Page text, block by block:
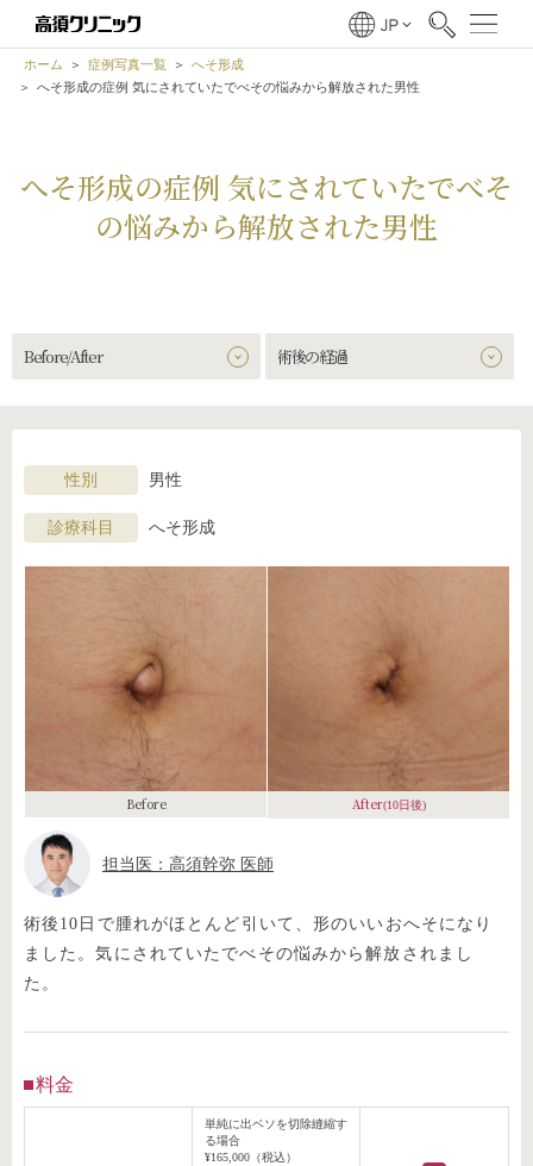
ホーム 症例写真一覧
へそ形成
へそ形成の症例 気にされていたでべその悩みから解放された男性
へそ形成の症例 気にされていたでべそ
の悩みから解放された男性
Before/After 術後の経過
性別 男性
診療科目 へそ形成
Before After(10日後)
担当医：高須幹弥 医師
術後10日で腫れがほとんど引いて、形のいいおへそになり
ました。気にされていたでべその悩みから解放されまし
た。
料金
単純に出ベソを切除縫縮す
る場合
¥165,000（税込）